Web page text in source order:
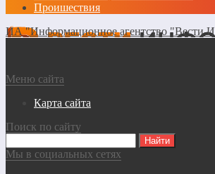
Проишествия
ИА "Информационное агентство "Вести
Меню сайта
Карта сайта
Поиск по сайту
Мы в социальных сетях